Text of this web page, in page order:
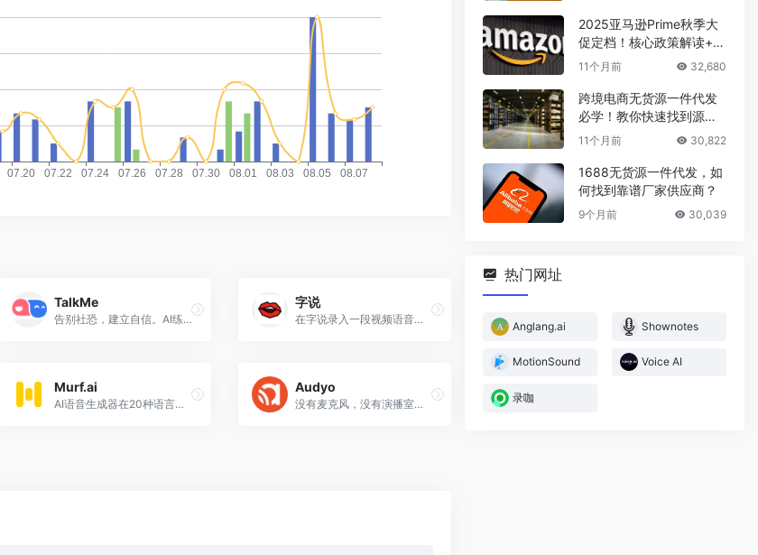
TalkMe
告别社恐，建立自信。AI练口语轻松又有趣——TalkMeTalkMe是一款革命性的跨语言学习产品，特别适合对外语有口语和听力练习需求的人。无论您是为了备考雅思
字说
在字说录入一段视频语音或者输入一段文字，“字说”就会自动识别内容，结合视频模板为你生成一段直接可以在社交平台发布的文字动画。
Murf.ai
AI语音生成器在20种语言。120+现实文本语音创建完美的AI画外音。轻松地立即从文本到语音。
Audyo
没有麦克风，没有演播室，只有几分钟内就能下载、上传和分享的人类品质的音频。今天就免费开始吧。输入文字直接生成音频。
2025亚马逊Prime秋季大
促定档！核心政策解读+爆
款选品攻略
11个月前 32,680
跨境电商无货源一件代发
必学！教你快速找到源头
厂家
11个月前 30,822
1688无货源一件代发，如
何找到靠谱厂家供应商？
9个月前 30,039
热门网址
Anglang.ai Shownotes
MotionSound Voice AI
录咖